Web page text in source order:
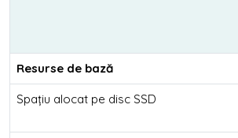
Resurse de bază
Spațiu alocat pe disc SSD